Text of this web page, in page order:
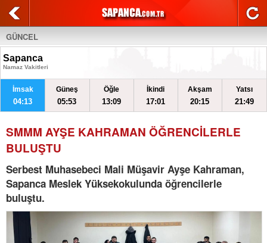
GÜNCEL
Sapanca
Namaz Vakitleri
İmsak
04:13
Güneş
05:53
Öğle
13:09
İkindi
17:01
Akşam
20:15
Yatsı
21:49
SMMM AYŞE KAHRAMAN ÖĞRENCİLERLE
BULUŞTU
Serbest Muhasebeci Mali Müşavir Ayşe Kahraman,
Sapanca Meslek Yüksekokulunda öğrencilerle
buluştu.